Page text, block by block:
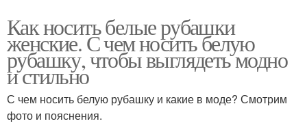
Как носить белые рубашки
женские. С чем носить белую
рубашку, чтобы выглядеть модно
и стильно
С чем носить белую рубашку и какие в моде? Смотрим
фото и пояснения.